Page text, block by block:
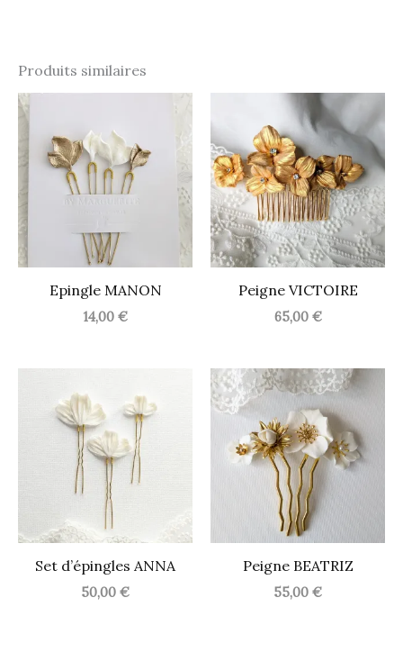
Produits similaires
Epingle MANON
14,00 €
Peigne VICTOIRE
65,00 €
Set d’épingles ANNA
50,00 €
Peigne BEATRIZ
55,00 €